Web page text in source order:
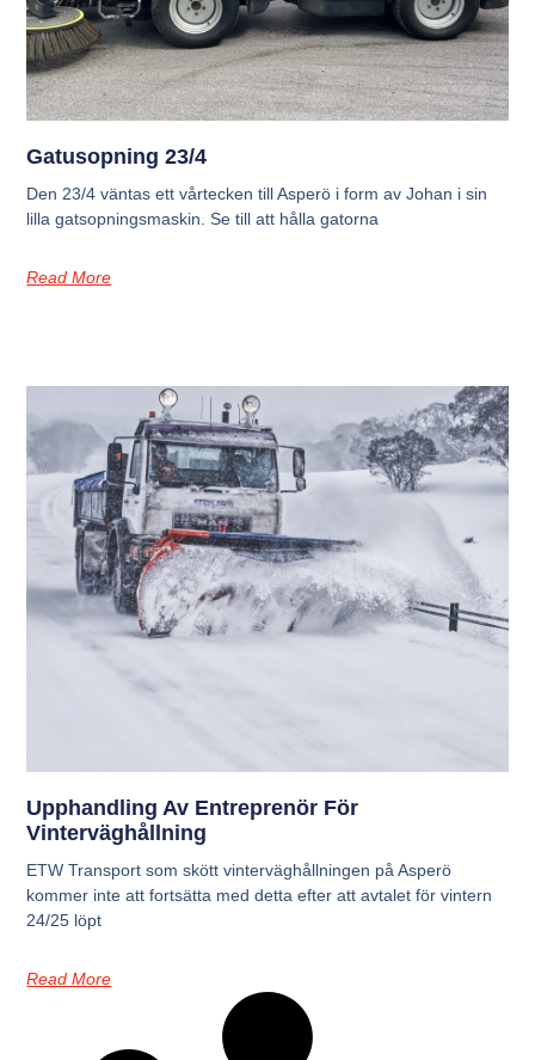
Gatusopning 23/4
Den 23/4 väntas ett vårtecken till Asperö i form av Johan i sin
lilla gatsopningsmaskin. Se till att hålla gatorna
Read More
Upphandling Av Entreprenör För
Vinterväghållning
ETW Transport som skött vinterväghållningen på Asperö
kommer inte att fortsätta med detta efter att avtalet för vintern
24/25 löpt
Read More